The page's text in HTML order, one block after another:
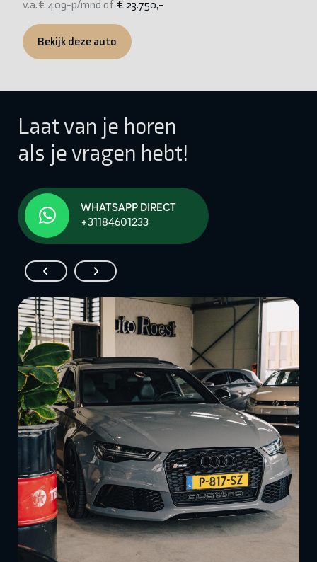
v.a. € 409-p/mnd of € 23.750,-
Bekijk deze auto
Laat van je horen
als je vragen hebt!
WHATSAPP DIRECT
+31184601233